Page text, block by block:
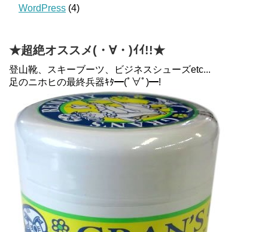
WordPress (4)
★超絶オススメ(・∀・)ｲｲ!!★
登山靴、スキーブーツ、ビジネスシューズetc...
足のニホヒの最終兵器ｷﾀ━(ﾟ∀ﾟ)━!